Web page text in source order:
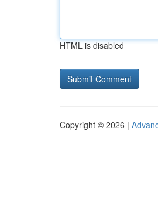
HTML is disabled
Copyright © 2026 |